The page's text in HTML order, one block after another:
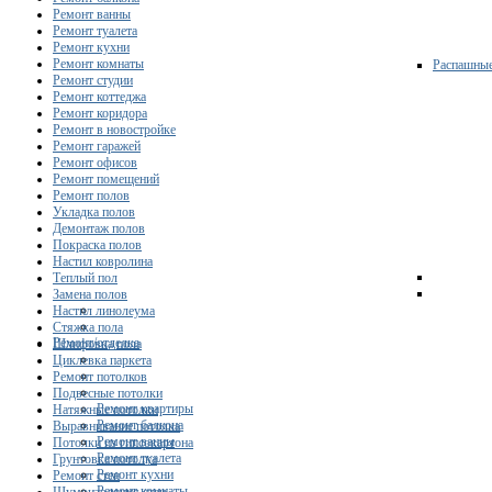
Ремонт/отделка
Ремонт квартиры
Ремонт балкона
Ремонт ванны
Ремонт туалета
Ремонт кухни
Ремонт ванны
Ремонт туалета
Ремонт кухни
Ремонт комнаты
Ремонт студии
Ремонт коттеджа
Ремонт коридора
Ремонт в новостройке
Ремонт гаражей
Ремонт офисов
Ремонт помещений
Ремонт полов
Укладка полов
Демонтаж полов
Покраска полов
Настил ковролина
Теплый пол
Замена полов
Настил линолеума
Стяжка пола
Шлифовка пола
Циклевка паркета
Ремонт потолков
Подвесные потолки
Натяжные потолки
Выравнивание потолка
Потолки из гипсокартона
Грунтовка потолка
Ремонт стен